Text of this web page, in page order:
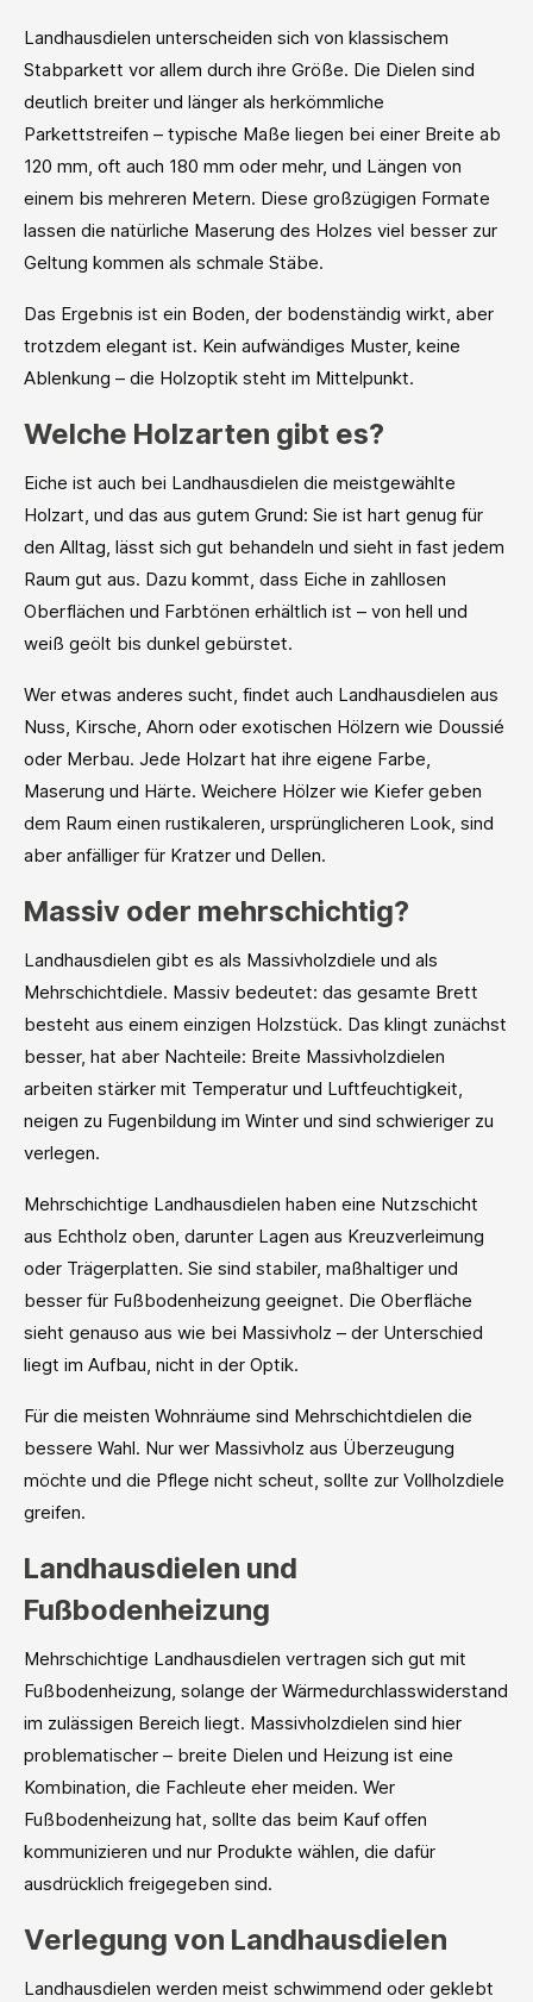
Landhausdielen unterscheiden sich von klassischem
Stabparkett vor allem durch ihre Größe. Die Dielen sind
deutlich breiter und länger als herkömmliche
Parkettstreifen – typische Maße liegen bei einer Breite ab
120 mm, oft auch 180 mm oder mehr, und Längen von
einem bis mehreren Metern. Diese großzügigen Formate
lassen die natürliche Maserung des Holzes viel besser zur
Geltung kommen als schmale Stäbe.
Das Ergebnis ist ein Boden, der bodenständig wirkt, aber
trotzdem elegant ist. Kein aufwändiges Muster, keine
Ablenkung – die Holzoptik steht im Mittelpunkt.
Welche Holzarten gibt es?
Eiche ist auch bei Landhausdielen die meistgewählte
Holzart, und das aus gutem Grund: Sie ist hart genug für
den Alltag, lässt sich gut behandeln und sieht in fast jedem
Raum gut aus. Dazu kommt, dass Eiche in zahllosen
Oberflächen und Farbtönen erhältlich ist – von hell und
weiß geölt bis dunkel gebürstet.
Wer etwas anderes sucht, findet auch Landhausdielen aus
Nuss, Kirsche, Ahorn oder exotischen Hölzern wie Doussié
oder Merbau. Jede Holzart hat ihre eigene Farbe,
Maserung und Härte. Weichere Hölzer wie Kiefer geben
dem Raum einen rustikaleren, ursprünglicheren Look, sind
aber anfälliger für Kratzer und Dellen.
Massiv oder mehrschichtig?
Landhausdielen gibt es als Massivholzdiele und als
Mehrschichtdiele. Massiv bedeutet: das gesamte Brett
besteht aus einem einzigen Holzstück. Das klingt zunächst
besser, hat aber Nachteile: Breite Massivholzdielen
arbeiten stärker mit Temperatur und Luftfeuchtigkeit,
neigen zu Fugenbildung im Winter und sind schwieriger zu
verlegen.
Mehrschichtige Landhausdielen haben eine Nutzschicht
aus Echtholz oben, darunter Lagen aus Kreuzverleimung
oder Trägerplatten. Sie sind stabiler, maßhaltiger und
besser für Fußbodenheizung geeignet. Die Oberfläche
sieht genauso aus wie bei Massivholz – der Unterschied
liegt im Aufbau, nicht in der Optik.
Für die meisten Wohnräume sind Mehrschichtdielen die
bessere Wahl. Nur wer Massivholz aus Überzeugung
möchte und die Pflege nicht scheut, sollte zur Vollholzdiele
greifen.
Landhausdielen und
Fußbodenheizung
Mehrschichtige Landhausdielen vertragen sich gut mit
Fußbodenheizung, solange der Wärmedurchlasswiderstand
im zulässigen Bereich liegt. Massivholzdielen sind hier
problematischer – breite Dielen und Heizung ist eine
Kombination, die Fachleute eher meiden. Wer
Fußbodenheizung hat, sollte das beim Kauf offen
kommunizieren und nur Produkte wählen, die dafür
ausdrücklich freigegeben sind.
Verlegung von Landhausdielen
Landhausdielen werden meist schwimmend oder geklebt